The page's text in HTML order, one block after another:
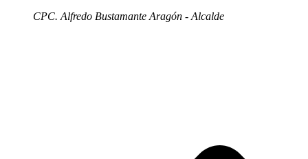
CPC. Alfredo Bustamante Aragón - Alcalde